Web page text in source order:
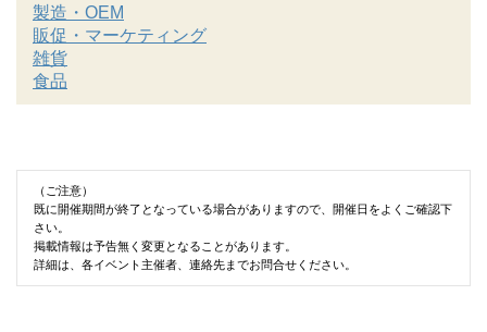
製造・OEM
販促・マーケティング
雑貨
食品
（ご注意）
既に開催期間が終了となっている場合がありますので、開催日をよくご確認下
さい。
掲載情報は予告無く変更となることがあります。
詳細は、各イベント主催者、連絡先までお問合せください。